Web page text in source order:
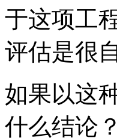
于这项工
评估是很
如果以这
什么结论